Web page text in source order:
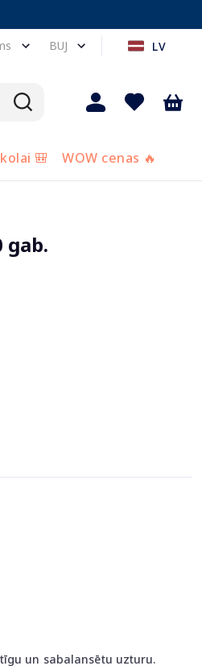
BUJ LV
🎒 WOW cenas 🔥
gab.
un sabalansētu uzturu.